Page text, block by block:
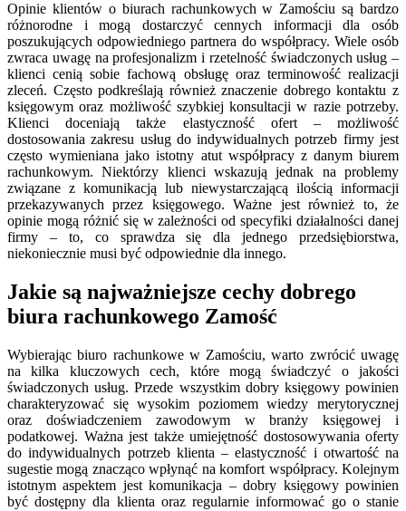
Opinie klientów o biurach rachunkowych w Zamościu są bardzo
różnorodne i mogą dostarczyć cennych informacji dla osób
poszukujących odpowiedniego partnera do współpracy. Wiele osób
zwraca uwagę na profesjonalizm i rzetelność świadczonych usług –
klienci cenią sobie fachową obsługę oraz terminowość realizacji
zleceń. Często podkreślają również znaczenie dobrego kontaktu z
księgowym oraz możliwość szybkiej konsultacji w razie potrzeby.
Klienci doceniają także elastyczność ofert – możliwość
dostosowania zakresu usług do indywidualnych potrzeb firmy jest
często wymieniana jako istotny atut współpracy z danym biurem
rachunkowym. Niektórzy klienci wskazują jednak na problemy
związane z komunikacją lub niewystarczającą ilością informacji
przekazywanych przez księgowego. Ważne jest również to, że
opinie mogą różnić się w zależności od specyfiki działalności danej
firmy – to, co sprawdza się dla jednego przedsiębiorstwa,
niekoniecznie musi być odpowiednie dla innego.
Jakie są najważniejsze cechy dobrego
biura rachunkowego Zamość
Wybierając biuro rachunkowe w Zamościu, warto zwrócić uwagę
na kilka kluczowych cech, które mogą świadczyć o jakości
świadczonych usług. Przede wszystkim dobry księgowy powinien
charakteryzować się wysokim poziomem wiedzy merytorycznej
oraz doświadczeniem zawodowym w branży księgowej i
podatkowej. Ważna jest także umiejętność dostosowywania oferty
do indywidualnych potrzeb klienta – elastyczność i otwartość na
sugestie mogą znacząco wpłynąć na komfort współpracy. Kolejnym
istotnym aspektem jest komunikacja – dobry księgowy powinien
być dostępny dla klienta oraz regularnie informować go o stanie